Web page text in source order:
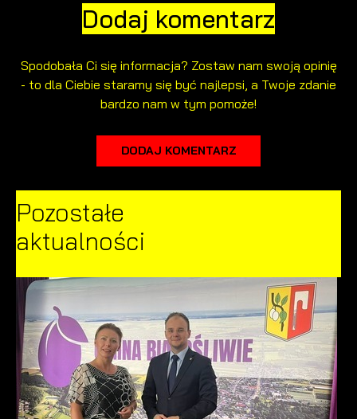
Dodaj komentarz
Spodobała Ci się informacja? Zostaw nam swoją opinię
- to dla Ciebie staramy się być najlepsi, a Twoje zdanie
bardzo nam w tym pomoże!
DODAJ KOMENTARZ
Pozostałe
aktualności